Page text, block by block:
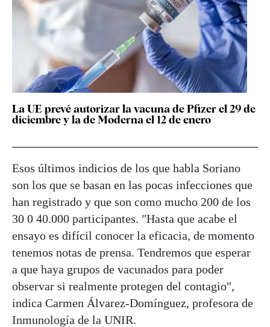
La UE prevé autorizar la vacuna de Pfizer el 29 de
diciembre y la de Moderna el 12 de enero
Esos últimos indicios de los que habla Soriano
son los que se basan en las pocas infecciones que
han registrado y que son como mucho 200 de los
30 0 40.000 participantes. "Hasta que acabe el
ensayo es difícil conocer la eficacia, de momento
tenemos notas de prensa. Tendremos que esperar
a que haya grupos de vacunados para poder
observar si realmente protegen del contagio",
indica Carmen Álvarez-Domínguez, profesora de
Inmunología de la UNIR.